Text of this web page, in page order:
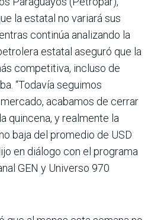
la estatal no variará sus
continúa analizando la
estatal aseguró que la
competitiva, incluso de
“Toda­vía seguimos
aca­bamos de cerrar
quincena, y realmente la
baja del prome­dio de USD
en diálogo con el programa
GEN y Universo 970